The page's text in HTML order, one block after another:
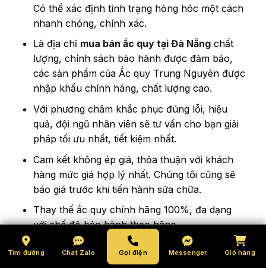
Có thể xác định tình trạng hỏng hóc một cách
nhanh chóng, chính xác.
Là địa chỉ mua bán ắc quy tại Đà Nẵngchất
lượng, chính sách bảo hành được đảm bảo,
các sản phẩm của Ắc quy Trung Nguyên được
nhập khẩu chính hãng, chất lượng cao.
Với phương châm khắc phục đúng lỗi, hiệu
quả, đội ngũ nhân viên sẽ tư vấn cho bạn giải
pháp tối ưu nhất, tiết kiệm nhất.
Cam kết không ép giá, thỏa thuận với khách
hàng mức giá hợp lý nhất. Chúng tôi cũng sẽ
báo giá trước khi tiến hành sửa chữa.
Thay thế ắc quy chính hãng 100%, đa dạng
với chế độ bảo hành theo hãng.
Tìm đường Chat Zalo Gọi điện Messenger Giỏ hàng